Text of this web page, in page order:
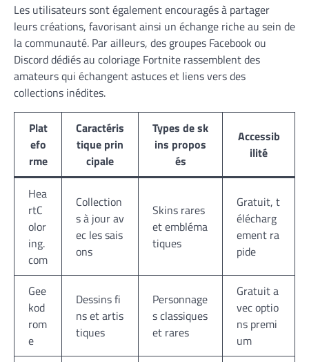
Les utilisateurs sont également encouragés à partager
leurs créations, favorisant ainsi un échange riche au sein de
la communauté. Par ailleurs, des groupes Facebook ou
Discord dédiés au coloriage Fortnite rassemblent des
amateurs qui échangent astuces et liens vers des
collections inédites.
Plat
efo
rme
Caractéris
tique prin
cipale
Types de sk
ins propos
és
Accessib
ilité
Hea
rtC
olor
ing.
com
Collection
s à jour av
ec les sais
ons
Skins rares
et embléma
tiques
Gratuit, t
élécharg
ement ra
pide
Gee
kod
rom
e
Dessins fi
ns et artis
tiques
Personnage
s classiques
et rares
Gratuit a
vec optio
ns premi
um